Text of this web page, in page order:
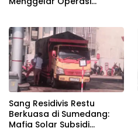
Sang Residivis Restu
Berkuasa di Sumedang:
Mafia Solar Subsidi